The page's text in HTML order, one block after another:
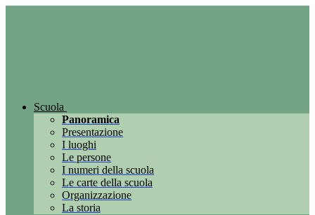
Scuola
Panoramica
Presentazione
I luoghi
Le persone
I numeri della scuola
Le carte della scuola
Organizzazione
La storia